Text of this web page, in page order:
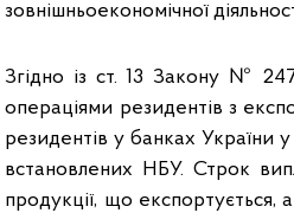
зовнішньоекономічної
Згідно із ст. 13 Закону №
операціями резидентів з
резидентів у банках України
встановлених НБУ. Строк
продукції, що експортується,